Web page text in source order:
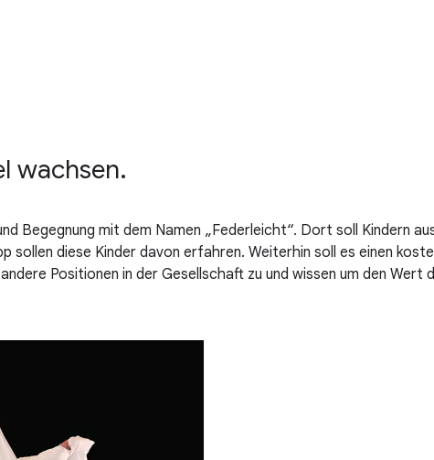
wachsen.
Begegnung mit dem Namen „Federleicht“. Dort soll Kindern
diese Kinder davon erfahren. Weiterhin soll es einen
Positionen in der Gesellschaft zu und wissen um den Wert